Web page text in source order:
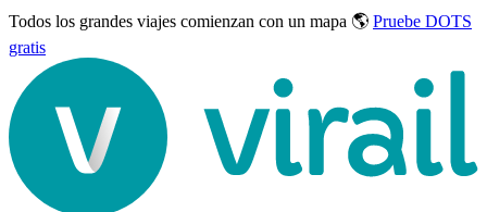
Todos los grandes viajes comienzan con un mapa 🌎 Pruebe DOTS
gratis